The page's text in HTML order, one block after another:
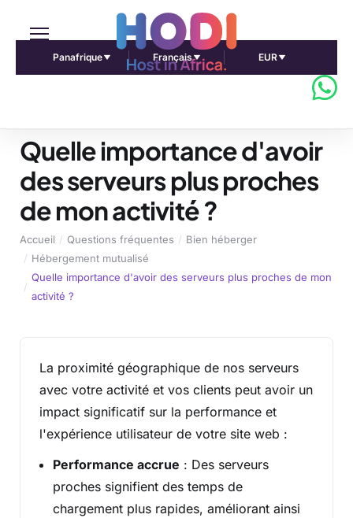
Panafrique Français EUR
Quelle importance d'avoir
des serveurs plus proches
de mon activité ?
Accueil Questions fréquentes
Bien héberger
Hébergement mutualisé
Quelle importance d'avoir des serveurs plus proches de mon
activité ?
La proximité géographique de nos serveurs
avec votre activité et vos clients peut avoir un
impact significatif sur la performance et
l'expérience utilisateur de votre site web :
Performance accrue : Des serveurs
proches signifient des temps de
chargement plus rapides, améliorant ainsi